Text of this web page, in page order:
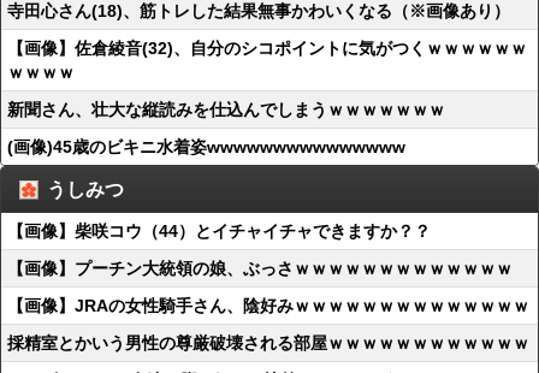
寺田心さん(18)、筋トレした結果無事かわいくなる（※画像あり）
【画像】佐倉綾音(32)、自分のシコポイントに気がつくｗｗｗｗｗｗ
ｗｗｗｗ
新聞さん、壮大な縦読みを仕込んでしまうｗｗｗｗｗｗｗ
(画像)45歳のビキニ水着姿wwwwwwwwwwwwwww
うしみつ
【画像】柴咲コウ（44）とイチャイチャできますか？？
【画像】プーチン大統領の娘、ぶっさｗｗｗｗｗｗｗｗｗｗｗｗｗ
【画像】JRAの女性騎手さん、陰好みｗｗｗｗｗｗｗｗｗｗｗｗｗｗ
採精室とかいう男性の尊厳破壊される部屋ｗｗｗｗｗｗｗｗｗｗｗｗ